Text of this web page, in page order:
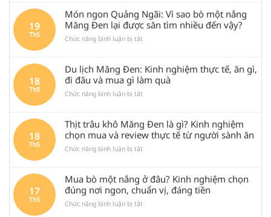
ngon
Huệ
Tâm
Măng
gì?
Review
một
Đen
chuẩn
khi
ghé
Quảng
Ngãi
19
Th5
Món ngon Quảng Ngãi: Vì sao bò một nắng
Măng Đen lại được săn tìm nhiều đến vậy?
Chức năng bình luận bị tắtở
Quảng
Ngãi:
Vì
sao
nắng
Măng
lại
săn
tìm
nhiều
đến
18
Th5
Du lịch Măng Đen: Kinh nghiệm thực tế, ăn gì,
đi đâu và mua gì làm quà
Chức năng bình luận bị tắtở
Măng
Đen:
Kinh
nghiệm
ăn
gì,
đâu
18
Th5
Thịt trâu khô Măng Đen là gì? Kinh nghiệm
chọn mua và review thực tế từ người sành ăn
Chức năng bình luận bị tắtở
khô
Măng
Đen
là
17
Th5
Mua bò một nắng ở đâu? Kinh nghiệm chọn
đúng nơi ngon, chuẩn vị, đáng tiền
Chức năng bình luận bị tắtở